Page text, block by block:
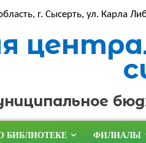
г. Сысерть, ул. Карла
БИБЛИОТЕКЕ ФИЛИАЛЫ